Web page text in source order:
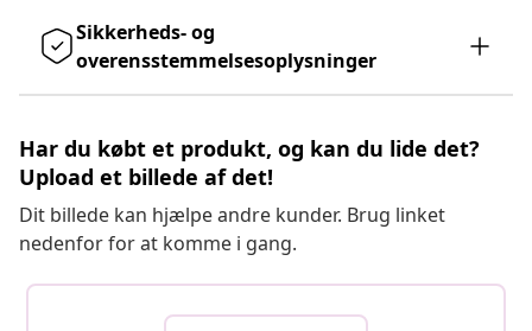
Sikkerheds- og
overensstemmelsesoplysninger
Har du købt et produkt, og kan du lide det?
Upload et billede af det!
Dit billede kan hjælpe andre kunder. Brug linket
nedenfor for at komme i gang.